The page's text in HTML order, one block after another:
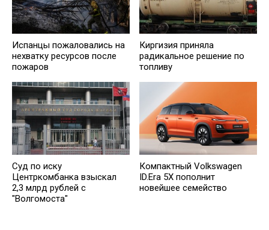
Испанцы пожаловались на
нехватку ресурсов после
пожаров
Киргизия приняла
радикальное решение по
топливу
Суд по иску
Центркомбанка взыскал
2,3 млрд рублей с
"Волгомоста"
Компактный Volkswagen
ID.Era 5X пополнит
новейшее семейство